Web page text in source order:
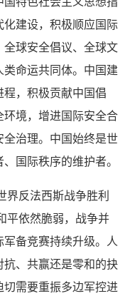
建设，积极顺应国际
球安全倡议、全球文
命运共同体。中国建
，积极贡献中国倡
境，增进国际安全合
治理。中国始终是世
国际秩序的维护者。
界反法西斯战争胜利
平依然脆弱，战争并
备竞赛持续升级。人
、共赢还是零和的抉
需要重振多边军控进